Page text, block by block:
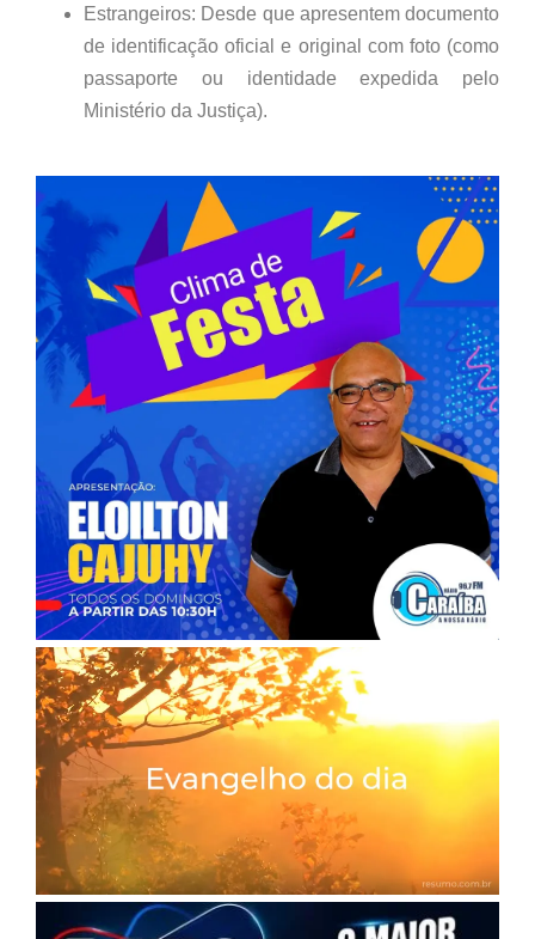
Estrangeiros: Desde que apresentem documento
de identificação oficial e original com foto (como
passaporte ou identidade expedida pelo
Ministério da Justiça).